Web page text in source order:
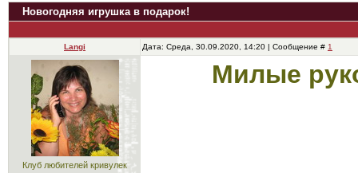
Новогодняя игрушка в подарок!
Langi Дата: Среда, 30.09.2020, 14:20 | Сообщение # 1
Клуб любителей кривулек
Милые